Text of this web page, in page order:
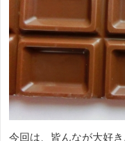
今回は、皆んなが大好